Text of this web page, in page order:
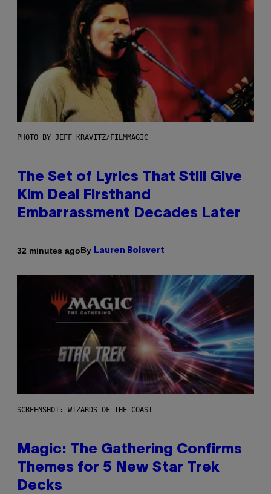
PHOTO BY JEFF KRAVITZ/FILMMAGIC
The Set of Lyrics That Still Give
Kim Deal Firsthand
Embarrassment Decades Later
32 minutes agoBy Lauren Boisvert
SCREENSHOT: WIZARDS OF THE COAST
Magic: The Gathering Confirms
Themes for 5 New Star Trek
Decks